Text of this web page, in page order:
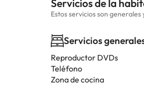
Servicios de la
Estos servicios son
Servicios
Reproductor DVDs
Teléfono
Zona de cocina